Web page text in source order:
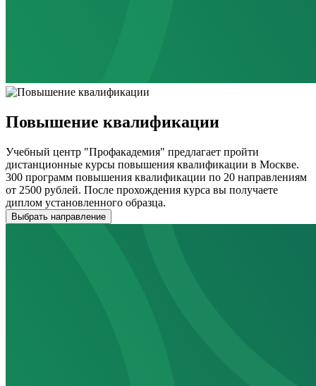
Повышение квалификации
Учебный центр "Профакадемия" предлагает пройти
дистанционные курсы повышения квалификации в Москве.
300 программ повышения квалификации по 20 направлениям
от 2500 рублей. После прохождения курса вы получаете
диплом установленного образца.
Выбрать направление